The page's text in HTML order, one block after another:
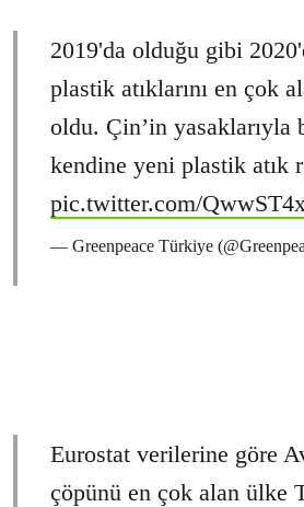
2019'da olduğu gibi
plastik atıklarını en çok
oldu. Çin’in yasaklarıyla
kendine yeni plastik atık
pic.twitter.com/
— Greenpeace Türkiye
Eurostat verilerine göre
çöpünü en çok alan ülke